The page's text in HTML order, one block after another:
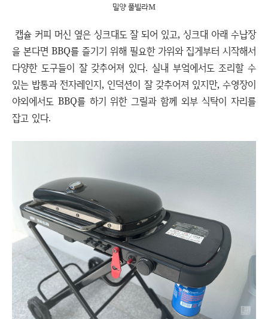
밀양 풀빌라M
캡슐 커피 머신 옆은 싱크대도 잘 되어 있고, 싱크대 아래 수납장
을 본다면 BBQ를 즐기기 위해 필요한 가위와 집게부터 시작해서
다양한 도구들이 잘 갖추어져 있다. 실내 부엌에서도 조리할 수
있는 밥통과 전자레인지, 인덕션이 잘 갖추어져 있지만, 수영장이
야외에서도 BBQ를 하기 위한 그릴과 함께 외부 식탁이 자리를
잡고 있다.